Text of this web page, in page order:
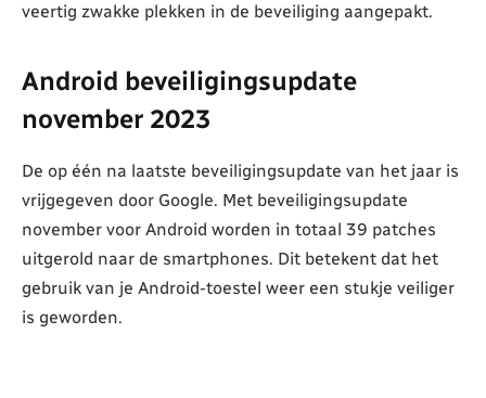
veertig zwakke plekken in de beveiliging aangepakt.
Android beveiligingsupdate
november 2023
De op één na laatste beveiligingsupdate van het jaar is
vrijgegeven door Google. Met beveiligingsupdate
november voor Android worden in totaal 39 patches
uitgerold naar de smartphones. Dit betekent dat het
gebruik van je Android-toestel weer een stukje veiliger
is geworden.